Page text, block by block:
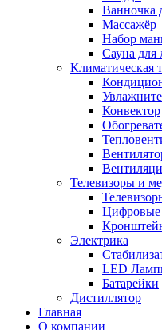
Ванночка
Массажёр
Набор
Сауна для
Климатическая
Конвектор
Телевизоры и
Цифровые
Электрика
LED
Батарейки
Дистиллятор
Главная
О компании